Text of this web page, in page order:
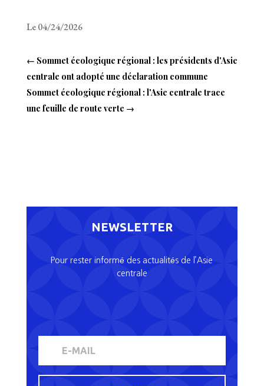
Le 04/24/2026
← Sommet écologique régional : les présidents d'Asie
centrale ont adopté une déclaration commune
Sommet écologique régional : l'Asie centrale trace
une feuille de route verte →
NEWSLETTER
Pour rester informé des actualités de l’Asie
centrale